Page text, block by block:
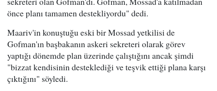
önce planı tamamen destekliyordu" dedi.
Maariv'in konuştuğu eski bir Mossad yetkilisi de
Gofman'ın başbakanın askeri sekreteri olarak görev
yaptığı dönemde plan üzerinde çalıştığını ancak şimdi
"bizzat kendisinin desteklediği ve teşvik ettiği plana karşı
çıktığını" söyledi.